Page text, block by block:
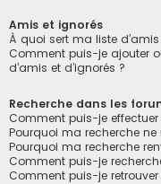
Amis et ignorés
À quoi sert ma liste d’amis
Comment puis-je ajouter
d’amis et d’ignorés ?
Recherche dans les
Comment puis-je
Pourquoi ma recherche
Pourquoi ma recherche
Comment puis-je
Comment puis-je